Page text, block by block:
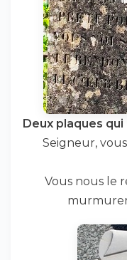
Deux plaques
Seigneur,
Vous nous le